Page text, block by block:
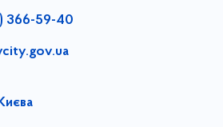
366-59-40